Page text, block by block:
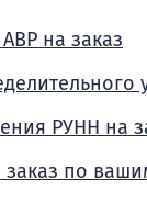
на заказ
РУНН на
заказ по